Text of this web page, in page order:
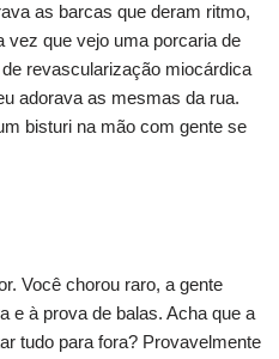
as barcas que deram ritmo,
vez que vejo uma porcaria de
revascularização miocárdica
adorava as mesmas da rua.
bisturi na mão com gente se
Você chorou raro, a gente
e à prova de balas. Acha que a
tudo para fora? Provavelmente